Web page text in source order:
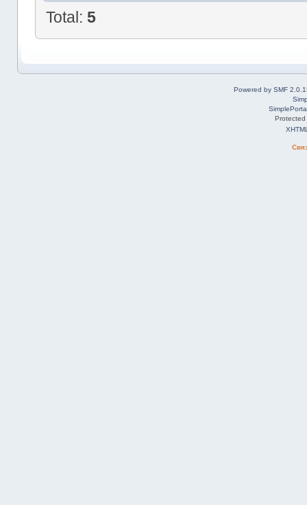
Total: 5
Powered by SMF